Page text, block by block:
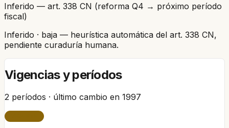
Inferido — art. 338 CN (reforma Q4 → próximo período
fiscal)
Inferido · baja — heurística automática del art. 338 CN,
pendiente curaduría humana.
Vigencias y períodos
2 períodos · último cambio en 1997